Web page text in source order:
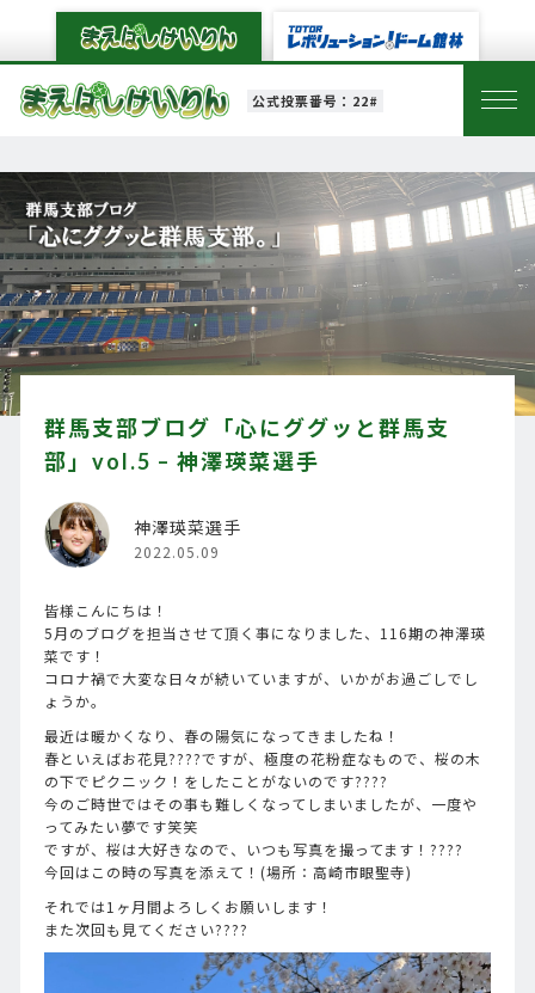
公式投票番号：22#
群馬支部ブログ「心にググッと群馬支
部」vol.5 – 神澤瑛菜選手
神澤瑛菜選手
2022.05.09
皆様こんにちは！
5月のブログを担当させて頂く事になりました、116期の神澤瑛
菜です！
コロナ禍で大変な日々が続いていますが、いかがお過ごしでし
ょうか。
最近は暖かくなり、春の陽気になってきましたね！
春といえばお花見????ですが、極度の花粉症なもので、桜の木
の下でピクニック！をしたことがないのです????
今のご時世ではその事も難しくなってしまいましたが、一度や
ってみたい夢です笑笑
ですが、桜は大好きなので、いつも写真を撮ってます！????
今回はこの時の写真を添えて！(場所：高崎市眼聖寺)
それでは1ヶ月間よろしくお願いします！
また次回も見てください????